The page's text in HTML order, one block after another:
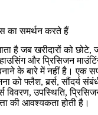
का समर्थन करते हैं
है जब खरीदारों को
और प्रिसिजन
के बारे में नहीं है। एक
को फ्लैश, बर्र्स,
विवरण, उपस्थिति,
की आवश्यकता होती है।